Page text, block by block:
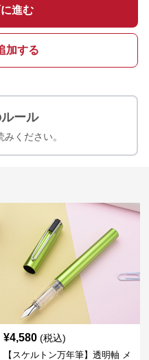
進む
加する
ール
ください。
¥4,580 (税込)
【スケルトン万年筆】透明軸 メ